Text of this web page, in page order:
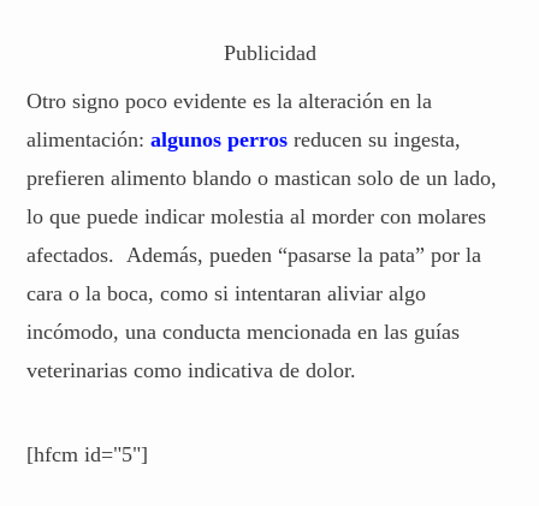
Publicidad
Otro signo poco evidente es la alteración en la
alimentación: algunos perros reducen su ingesta,
prefieren alimento blando o mastican solo de un lado,
lo que puede indicar molestia al morder con molares
afectados. Además, pueden “pasarse la pata” por la
cara o la boca, como si intentaran aliviar algo
incómodo, una conducta mencionada en las guías
veterinarias como indicativa de dolor.
[hfcm id="5"]